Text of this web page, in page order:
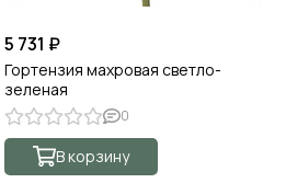
5 731 ₽
Гортензия махровая светло-
зеленая
0
В корзину